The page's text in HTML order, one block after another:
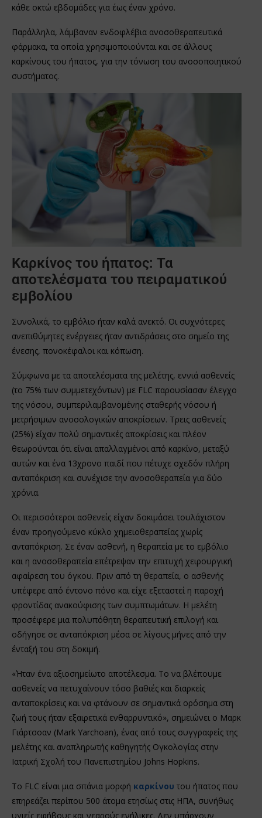
κάθε οκτώ εβδομάδες για έως έναν χρόνο.
Παράλληλα, λάμβαναν ενδοφλέβια ανοσοθεραπευτικά
φάρμακα, τα οποία χρησιμοποιούνται και σε άλλους
καρκίνους του ήπατος, για την τόνωση του ανοσοποιητικού
συστήματος.
Καρκίνος του ήπατος: Τα
αποτελέσματα του πειραματικού
εμβολίου
Συνολικά, το εμβόλιο ήταν καλά ανεκτό. Οι συχνότερες
ανεπιθύμητες ενέργειες ήταν αντιδράσεις στο σημείο της
ένεσης, πονοκέφαλοι και κόπωση.
Σύμφωνα με τα αποτελέσματα της μελέτης, εννιά ασθενείς
(το 75% των συμμετεχόντων) με FLC παρουσίασαν έλεγχο
της νόσου, συμπεριλαμβανομένης σταθερής νόσου ή
μετρήσιμων ανοσολογικών αποκρίσεων. Τρεις ασθενείς
(25%) είχαν πολύ σημαντικές αποκρίσεις και πλέον
θεωρούνται ότι είναι απαλλαγμένοι από καρκίνο, μεταξύ
αυτών και ένα 13χρονο παιδί που πέτυχε σχεδόν πλήρη
ανταπόκριση και συνέχισε την ανοσοθεραπεία για δύο
χρόνια.
Οι περισσότεροι ασθενείς είχαν δοκιμάσει τουλάχιστον
έναν προηγούμενο κύκλο χημειοθεραπείας χωρίς
ανταπόκριση. Σε έναν ασθενή, η θεραπεία με το εμβόλιο
και η ανοσοθεραπεία επέτρεψαν την επιτυχή χειρουργική
αφαίρεση του όγκου. Πριν από τη θεραπεία, ο ασθενής
υπέφερε από έντονο πόνο και είχε εξεταστεί η παροχή
φροντίδας ανακούφισης των συμπτωμάτων. Η μελέτη
προσέφερε μια πολυπόθητη θεραπευτική επιλογή και
οδήγησε σε ανταπόκριση μέσα σε λίγους μήνες από την
ένταξή του στη δοκιμή.
«Ήταν ένα αξιοσημείωτο αποτέλεσμα. Το να βλέπουμε
ασθενείς να πετυχαίνουν τόσο βαθιές και διαρκείς
ανταποκρίσεις και να φτάνουν σε σημαντικά ορόσημα στη
ζωή τους ήταν εξαιρετικά ενθαρρυντικό», σημειώνει ο Μαρκ
Γιάρτσοαν (Mark Yarchoan), ένας από τους συγγραφείς της
μελέτης και αναπληρωτής καθηγητής Ογκολογίας στην
Ιατρική Σχολή του Πανεπιστημίου Johns Hopkins.
Το FLC είναι μια σπάνια μορφή καρκίνου του ήπατος που
επηρεάζει περίπου 500 άτομα ετησίως στις ΗΠΑ, συνήθως
υγιείς εφήβους και νεαρούς ενήλικες. Δεν υπάρχουν